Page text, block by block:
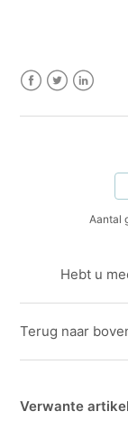
Aantal
Hebt u
Terug naar
Verwante